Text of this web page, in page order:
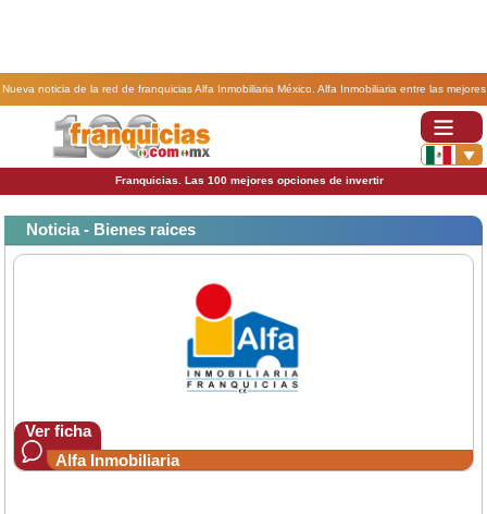
Nueva noticia de la red de franquicias Alfa Inmobiliaria México. Alfa Inmobiliaria entre las mejores
25 franquicias por la revista Expansión.
Franquicias. Las 100 mejores opciones de invertir
Noticia - Bienes raices
Ver ficha
Alfa Inmobiliaria